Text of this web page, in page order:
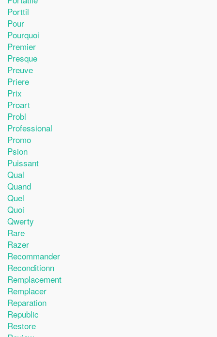
Porttil
Pour
Pourquoi
Premier
Presque
Preuve
Priere
Prix
Proart
Probl
Professional
Promo
Psion
Puissant
Qual
Quand
Quel
Quoi
Qwerty
Rare
Razer
Recommander
Reconditionn
Remplacement
Remplacer
Reparation
Republic
Restore